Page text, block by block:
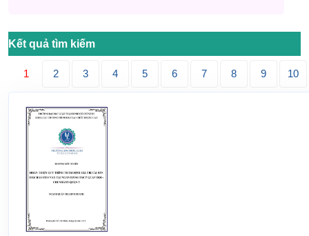
Kết quả tìm kiếm
1 2 3 4 5 6 7 8 9 10